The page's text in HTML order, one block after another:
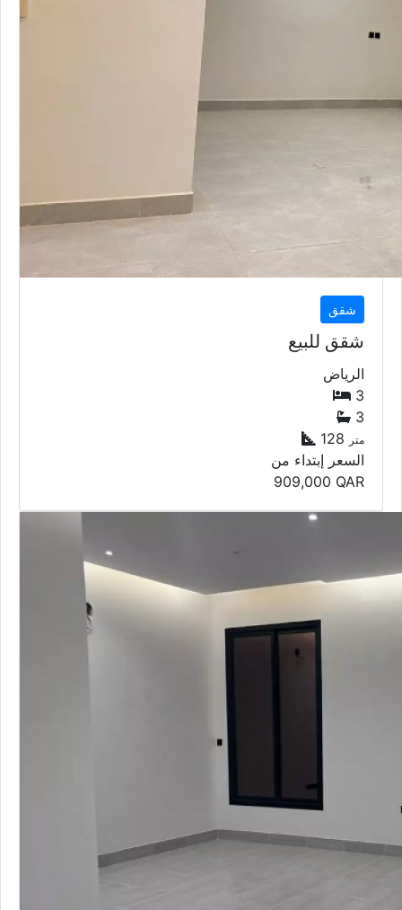
شقق
شقق للبيع
الرياض
3
3
128
متر
السعر إبتداء من
909,000 QAR